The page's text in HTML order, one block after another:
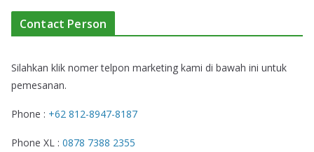
Contact Person
Silahkan klik nomer telpon marketing kami di bawah ini untuk
pemesanan.
Phone : +62 812-8947-8187
Phone XL : 0878 7388 2355